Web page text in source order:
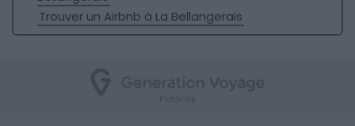
Trouver un Airbnb à La Bellangerais